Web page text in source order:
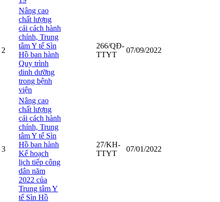
2
Nâng cao
chất lượng
cải cách hành
chính, Trung
tâm Y tế Sìn
Hồ ban hành
Quy trình
dinh dưỡng
trong bệnh
viện
266/QĐ-
TTYT
07/09/2022
3
Nâng cao
chất lượng
cải cách hành
chính, Trung
tâm Y tế Sìn
Hồ ban hành
Kế hoạch
lịch tiếp công
dân năm
2022 của
Trung tâm Y
tế Sìn Hồ
27/KH-
TTYT
07/01/2022